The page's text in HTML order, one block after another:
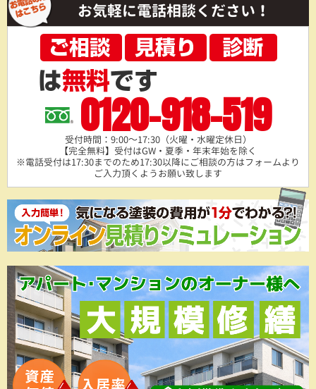
お気軽に電話相談ください！
0120-918-519
受付時間：9:00～17:30（火曜・水曜定休日）
【完全無料】受付はGW・夏季・年末年始を除く
※電話受付は17:30までのため17:30以降にご相談の方はフォームより
ご入力頂くようお願い致します